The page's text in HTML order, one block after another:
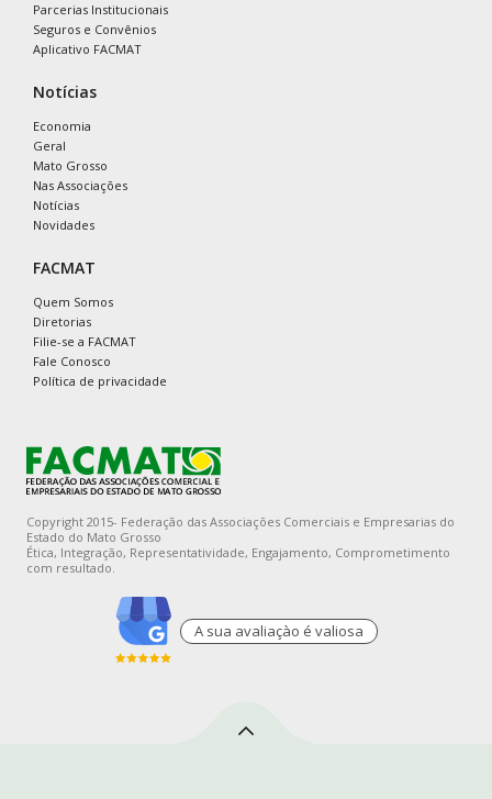
Parcerias Institucionais
Seguros e Convênios
Aplicativo FACMAT
Notícias
Economia
Geral
Mato Grosso
Nas Associações
Notícias
Novidades
FACMAT
Quem Somos
Diretorias
Filie-se a FACMAT
Fale Conosco
Política de privacidade
Copyright 2015- Federação das Associações Comerciais e Empresarias do
Estado do Mato Grosso
Ética, Integração, Representatividade, Engajamento, Comprometimento
com resultado.
A sua avaliaçào é valiosa